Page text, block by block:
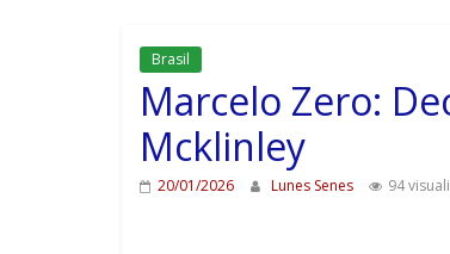
Brasil
Marcelo Zero:
Mcklinley
20/01/2026 Lunes Senes 94